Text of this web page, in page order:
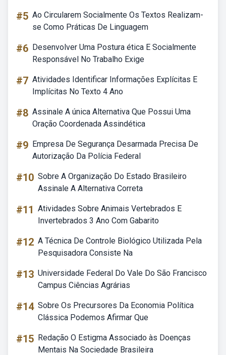
#5 Ao Circularem Socialmente Os Textos Realizam-
se Como Práticas De Linguagem
#6 Desenvolver Uma Postura ética E Socialmente
Responsável No Trabalho Exige
#7 Atividades Identificar Informações Explícitas E
Implícitas No Texto 4 Ano
#8 Assinale A única Alternativa Que Possui Uma
Oração Coordenada Assindética
#9 Empresa De Segurança Desarmada Precisa De
Autorização Da Polícia Federal
#10 Sobre A Organização Do Estado Brasileiro
Assinale A Alternativa Correta
#11 Atividades Sobre Animais Vertebrados E
Invertebrados 3 Ano Com Gabarito
#12 A Técnica De Controle Biológico Utilizada Pela
Pesquisadora Consiste Na
#13 Universidade Federal Do Vale Do São Francisco
Campus Ciências Agrárias
#14 Sobre Os Precursores Da Economia Política
Clássica Podemos Afirmar Que
#15 Redação O Estigma Associado às Doenças
Mentais Na Sociedade Brasileira